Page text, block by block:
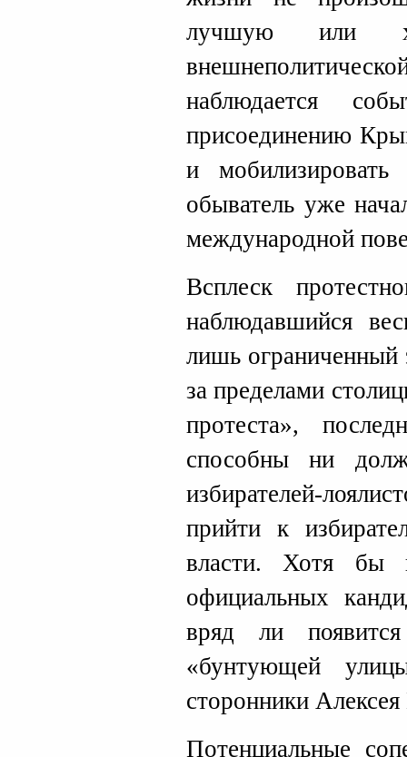
лучшую или
наблюдается
присоединению
и мобилизировать
обыватель уже
международной
Всплеск
наблюдавшийся
лишь
за пределами
протеста»,
способны ни
избирателей-
прийти к
власти. Хотя бы
официальных
вряд ли
«бунтующей
сторонники
Потенциальные